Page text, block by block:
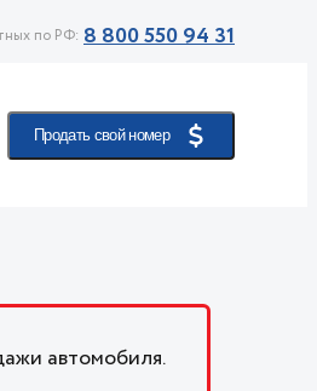
по РФ: 8 800 550 94 31
Продать свой номер
автомобиля.